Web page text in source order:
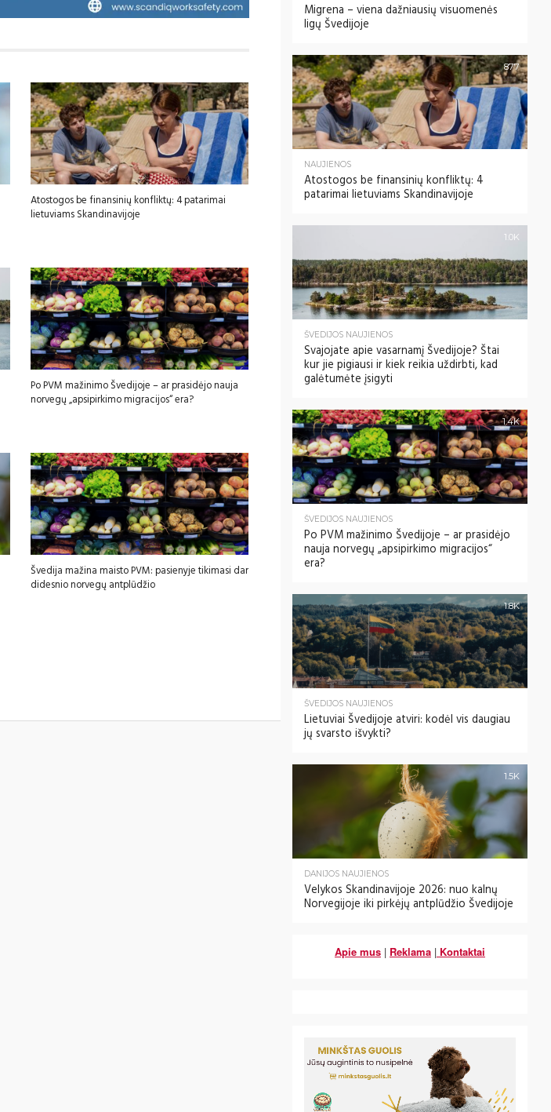
Atostogos be finansinių konfliktų: 4 patarimai
lietuviams Skandinavijoje
Po PVM mažinimo Švedijoje – ar prasidėjo nauja
norvegų „apsipirkimo migracijos“ era?
Švedija mažina maisto PVM: pasienyje tikimasi dar
didesnio norvegų antplūdžio
Migrena – viena dažniausių visuomenės
ligų Švedijoje
877
NAUJIENOS
Atostogos be finansinių konfliktų: 4
patarimai lietuviams Skandinavijoje
1.0K
ŠVEDIJOS NAUJIENOS
Svajojate apie vasarnamį Švedijoje? Štai
kur jie pigiausi ir kiek reikia uždirbti, kad
galėtumėte įsigyti
1.4K
ŠVEDIJOS NAUJIENOS
Po PVM mažinimo Švedijoje – ar prasidėjo
nauja norvegų „apsipirkimo migracijos“
era?
1.8K
ŠVEDIJOS NAUJIENOS
Lietuviai Švedijoje atviri: kodėl vis daugiau
jų svarsto išvykti?
1.5K
DANIJOS NAUJIENOS
Velykos Skandinavijoje 2026: nuo kalnų
Norvegijoje iki pirkėjų antplūdžio Švedijoje
Apie mus | Reklama | Kontaktai